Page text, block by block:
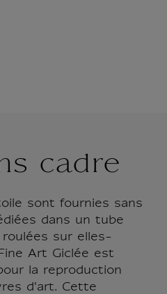
cadre
sont fournies sans
dans un tube
sur elles-
Art Giclée est
la reproduction
d'art. Cette